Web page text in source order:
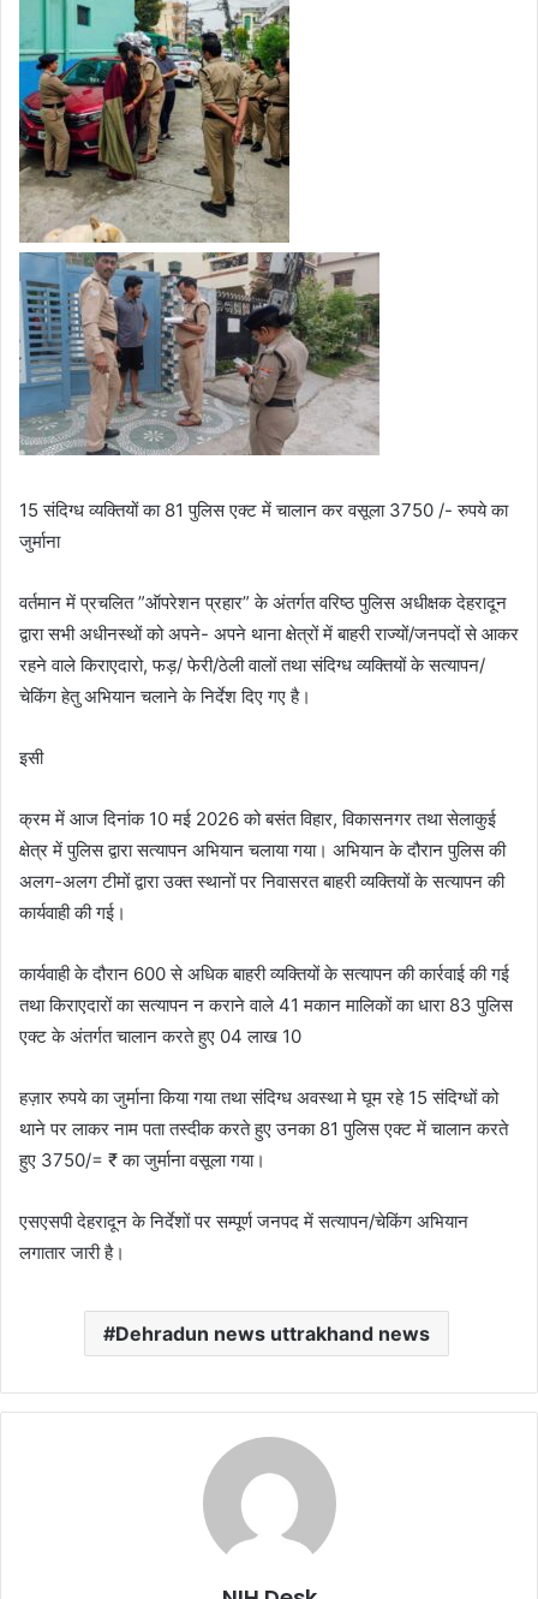
15 संदिग्ध व्यक्तियों का 81 पुलिस एक्ट में चालान कर वसूला 3750 /- रुपये का
जुर्माना
वर्तमान में प्रचलित ”ऑपरेशन प्रहार” के अंतर्गत वरिष्ठ पुलिस अधीक्षक देहरादून
द्वारा सभी अधीनस्थों को अपने- अपने थाना क्षेत्रों में बाहरी राज्यों/जनपदों से आकर
रहने वाले किराएदारो, फड़/ फेरी/ठेली वालों तथा संदिग्ध व्यक्तियों के सत्यापन/
चेकिंग हेतु अभियान चलाने के निर्देश दिए गए है।
इसी
क्रम में आज दिनांक 10 मई 2026 को बसंत विहार, विकासनगर तथा सेलाकुई
क्षेत्र में पुलिस द्वारा सत्यापन अभियान चलाया गया। अभियान के दौरान पुलिस की
अलग-अलग टीमों द्वारा उक्त स्थानों पर निवासरत बाहरी व्यक्तियों के सत्यापन की
कार्यवाही की गई।
कार्यवाही के दौरान 600 से अधिक बाहरी व्यक्तियों के सत्यापन की कार्रवाई की गई
तथा किराएदारों का सत्यापन न कराने वाले 41 मकान मालिकों का धारा 83 पुलिस
एक्ट के अंतर्गत चालान करते हुए 04 लाख 10
हज़ार रुपये का जुर्माना किया गया तथा संदिग्ध अवस्था मे घूम रहे 15 संदिग्धों को
थाने पर लाकर नाम पता तस्दीक करते हुए उनका 81 पुलिस एक्ट में चालान करते
हुए 3750/= ₹ का जुर्माना वसूला गया।
एसएसपी देहरादून के निर्देशों पर सम्पूर्ण जनपद में सत्यापन/चेकिंग अभियान
लगातार जारी है।
Dehradun news uttrakhand news